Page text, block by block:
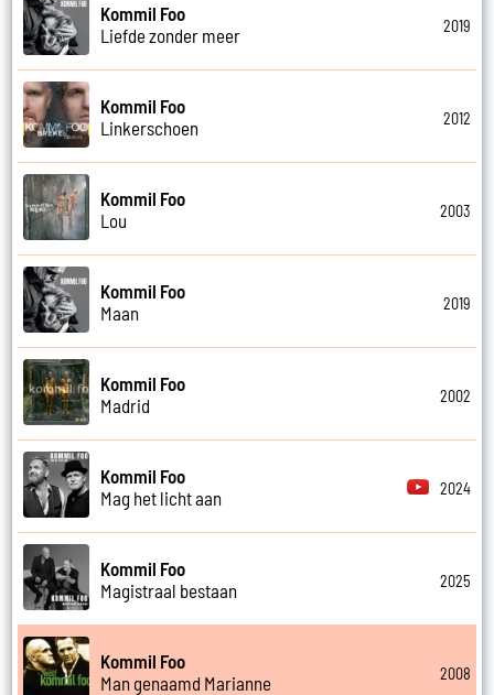
Kommil Foo
Liefde zonder meer
2019
Kommil Foo
Linkerschoen
2012
Kommil Foo
Lou
2003
Kommil Foo
Maan
2019
Kommil Foo
Madrid
2002
Kommil Foo
Mag het licht aan
2024
Kommil Foo
Magistraal bestaan
2025
Kommil Foo
Man genaamd Marianne
2008